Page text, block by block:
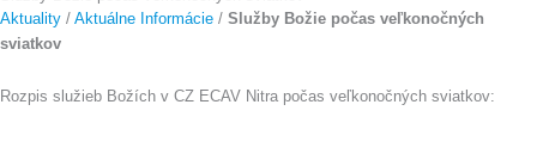
Aktuality / Aktuálne Informácie / Služby Božie počas veľkonočných
sviatkov
Rozpis služieb Božích v CZ ECAV Nitra počas veľkonočných sviatkov: